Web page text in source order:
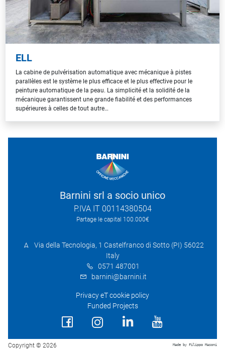
ELL
La cabine de pulvérisation automatique avec mécanique à pistes
parallèles est le système le plus efficace et le plus effective pour le
peinture automatique de la peau. La simplicité et la solidité de la
mécanique garantissent une grande fiabilité et des performances
supérieures à celles de tout autre…
Barnini srl a socio unico
P.IVA IT 00114380504
Partage le capital 100.000€
Via della Tecnologia, 1 Castelfranco di Sotto (PI) 56022
Italy
0571 487001
barnini@barnini.it
Privacy eT cookie policy
Funded Projects
Copyright © 2026 Made by Filippo Masoni